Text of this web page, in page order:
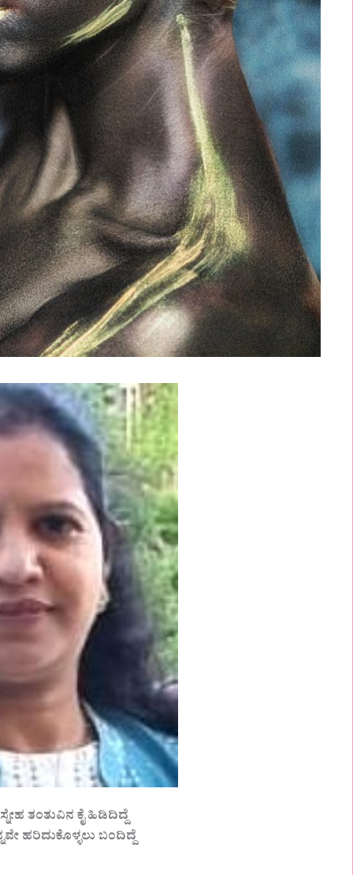
ತಂತುವಿನ ಕೈ ಹಿಡಿದಿದ್ದೆ
ಹರಿದುಕೊಳ್ಳಲು ಬಂದಿದ್ದೆ